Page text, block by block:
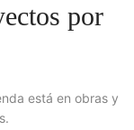
por
está en obras y